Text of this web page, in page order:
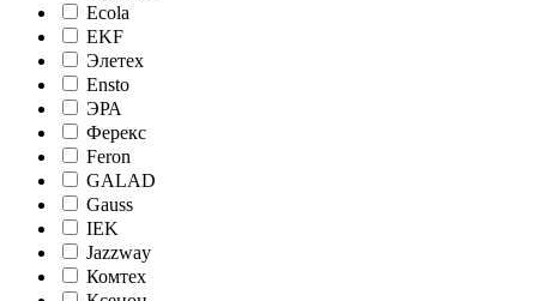
Ecola
EKF
Элетех
Ensto
ЭРА
Ферекс
Feron
GALAD
Gauss
IEK
Jazzway
Комтех